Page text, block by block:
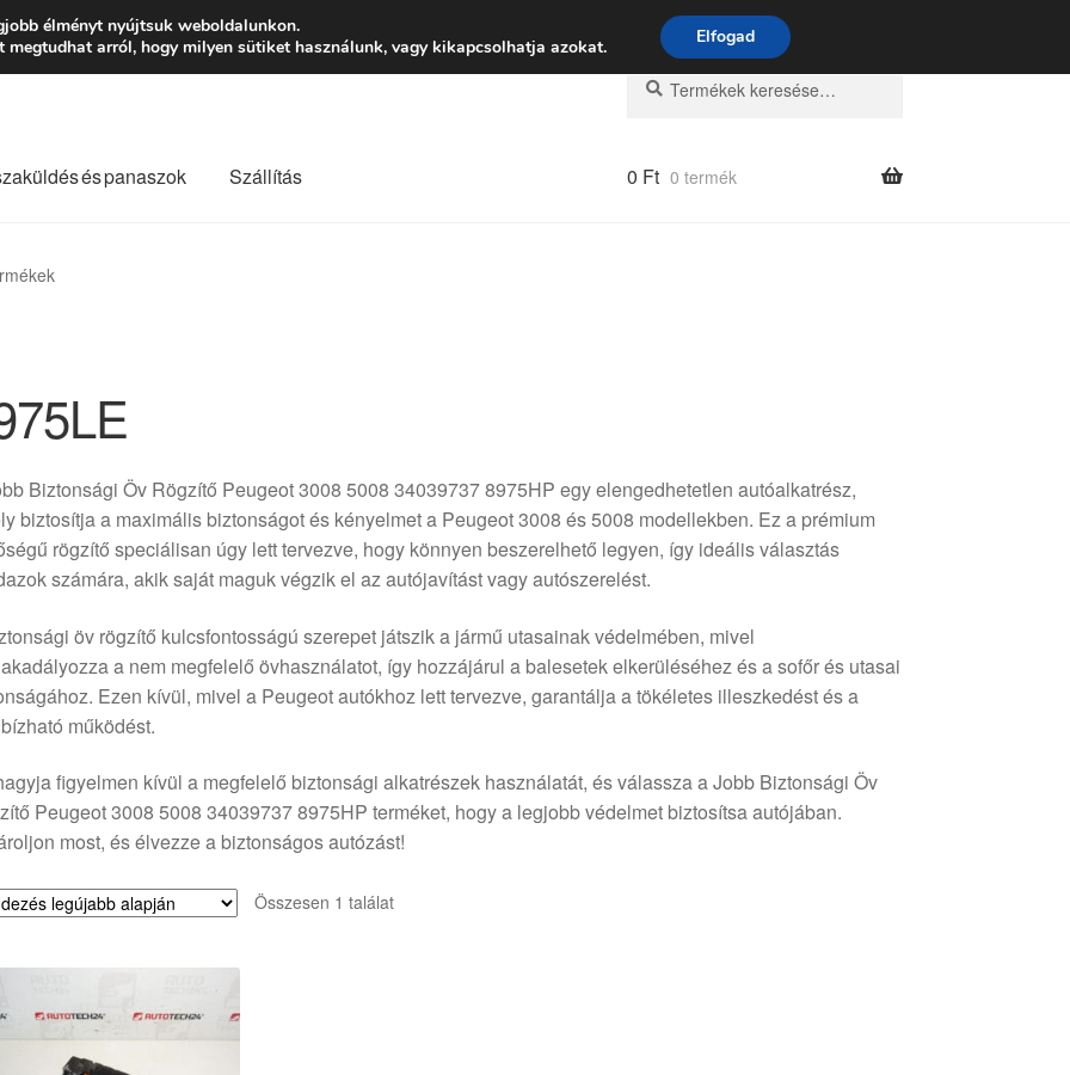
tól Hétfő-Péntek 9:00–16:0006 80 088 054
Keresés
Keresés
és panaszok Szállítás 0 Ft 0 termék
Biztonsági Öv Rögzítő Peugeot 3008 5008 34039737 8975HP egy elengedhetetlen autóalkatrész,
biztosítja a maximális biztonságot és kényelmet a Peugeot 3008 és 5008 modellekben. Ez a prémium
rögzítő speciálisan úgy lett tervezve, hogy könnyen beszerelhető legyen, így ideális választás
számára, akik saját maguk végzik el az autójavítást vagy autószerelést.
öv rögzítő kulcsfontosságú szerepet játszik a jármű utasainak védelmében, mivel
a nem megfelelő övhasználatot, így hozzájárul a balesetek elkerüléséhez és a sofőr és utasai
Ezen kívül, mivel a Peugeot autókhoz lett tervezve, garantálja a tökéletes illeszkedést és a
működést.
figyelmen kívül a megfelelő biztonsági alkatrészek használatát, és válassza a Jobb Biztonsági Öv
Peugeot 3008 5008 34039737 8975HP terméket, hogy a legjobb védelmet biztosítsa autójában.
most, és élvezze a biztonságos autózást!
Összesen 1 találat
élményt nyújtsuk weboldalunkon.
megtudhat arról, hogy milyen sütiket használunk, vagy kikapcsolhatja azokat.
Elfogad